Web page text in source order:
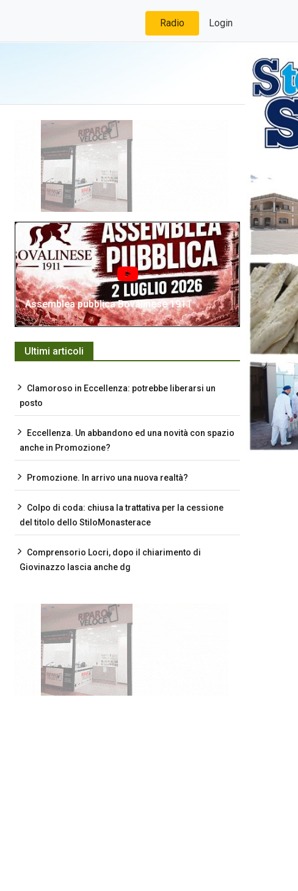
Radio Login
Assemblea pubblica Bovalinese 1911
Ultimi articoli
Clamoroso in Eccellenza: potrebbe liberarsi un
posto
Eccellenza. Un abbandono ed una novità con spazio
anche in Promozione?
Promozione. In arrivo una nuova realtà?
Colpo di coda: chiusa la trattativa per la cessione
del titolo dello StiloMonasterace
Comprensorio Locri, dopo il chiarimento di
Giovinazzo lascia anche dg